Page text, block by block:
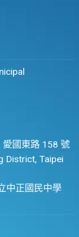
國東路 158 號
District, Taipei
中正國民中學